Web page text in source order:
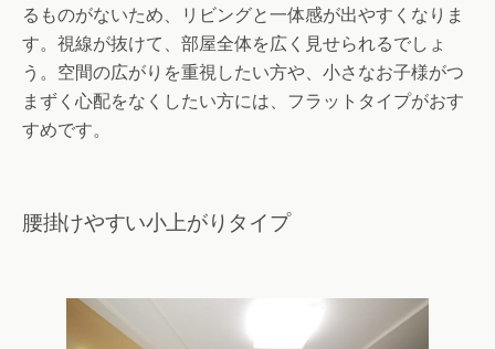
るものがないため、リビングと一体感が出やすくなりま
す。視線が抜けて、部屋全体を広く見せられるでしょ
う。空間の広がりを重視したい方や、小さなお子様がつ
まずく心配をなくしたい方には、フラットタイプがおす
すめです。
腰掛けやすい小上がりタイプ